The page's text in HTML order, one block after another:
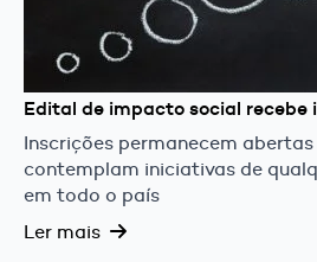
Edital de impacto social recebe
Inscrições permanecem
contemplam iniciativas de
em todo o país
Ler mais